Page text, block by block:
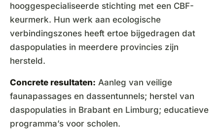
hooggespecialiseerde stichting met een CBF-
keurmerk. Hun werk aan ecologische
verbindingszones heeft ertoe bijgedragen dat
daspopulaties in meerdere provincies zijn
hersteld.
Concrete resultaten: Aanleg van veilige
faunapassages en dassentunnels; herstel van
daspopulaties in Brabant en Limburg; educatieve
programma’s voor scholen.